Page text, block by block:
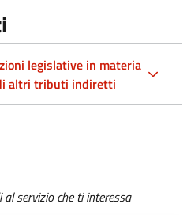
legislative in materia
altri tributi indiretti
servizio che ti interessa